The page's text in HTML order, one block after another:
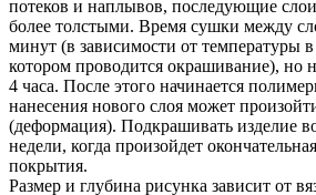
потеков и наплывов, последующие
более толстыми. Время сушки между
минут (в зависимости от температуры
котором проводится окрашивание), но
4 часа. После этого начинается
нанесения нового слоя может
(деформация). Подкрашивать изделие
недели, когда произойдет
покрытия.
Размер и глубина рисунка зависит от